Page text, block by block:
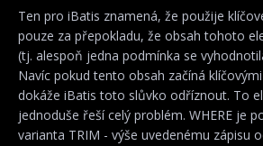
Ten pro iBatis znamená, že použije
pouze za přepokladu, že obsah tohoto
(tj. alespoň jedna podmínka se
Navíc pokud tento obsah začíná
dokáže iBatis toto slůvko odříznout. To
jednoduše řeší celý problém. WHERE je
varianta TRIM - výše uvedenému zápisu